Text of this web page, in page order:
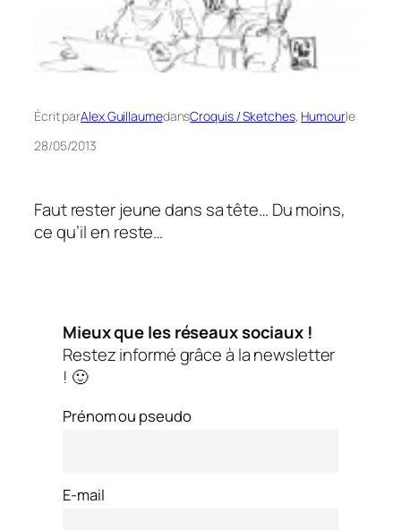
Écrit parAlex GuillaumedansCroquis / Sketches, Humourle
28/05/2013
Faut rester jeune dans sa tête… Du moins,
ce qu’il en reste…
Mieux que les réseaux sociaux !
Restez informé grâce à la newsletter
! 🙂
Prénom ou pseudo
E-mail